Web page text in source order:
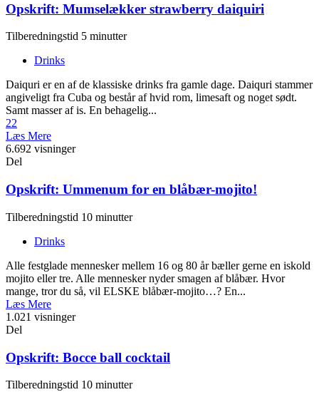
Opskrift: Mumselækker strawberry daiquiri
Tilberedningstid 5 minutter
Drinks
Daiquri er en af de klassiske drinks fra gamle dage. Daiquri stammer
angiveligt fra Cuba og består af hvid rom, limesaft og noget sødt.
Samt masser af is. En behagelig...
22
Læs Mere
6.692 visninger
Del
Opskrift: Ummenum for en blåbær-mojito!
Tilberedningstid 10 minutter
Drinks
Alle festglade mennesker mellem 16 og 80 år bæller gerne en iskold
mojito eller tre. Alle mennesker nyder smagen af blåbær. Hvor
mange, tror du så, vil ELSKE blåbær-mojito…? En...
Læs Mere
1.021 visninger
Del
Opskrift: Bocce ball cocktail
Tilberedningstid 10 minutter